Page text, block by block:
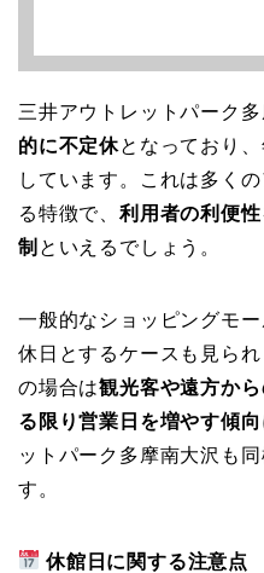
三井アウトレットパーク多
的に不定休となっており
しています。これは多く
る特徴で、 利用者の利便
制 といえるでしょう。
一般的なショッピングモ
休日とするケースも見ら
の場合は観光客や遠方か
る限り営業日を増やす傾向
ットパーク多摩南大沢も
す。
休館日に関する注意点